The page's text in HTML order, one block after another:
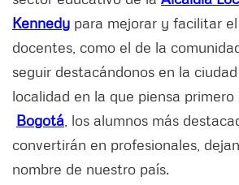
Kennedy para mejorar y facilitar
docentes, como el de la
seguir destacándonos en la
localidad en la que piensa
Bogotá , los alumnos más
convertirán en profesionales,
nombre de nuestro país.